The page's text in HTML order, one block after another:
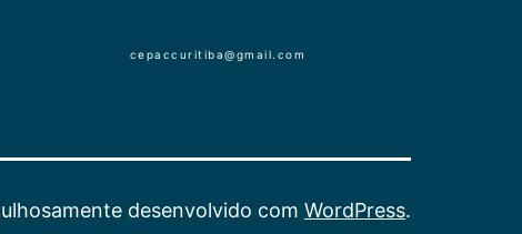
cepaccuritiba@gmail.com
desenvolvido com WordPress.